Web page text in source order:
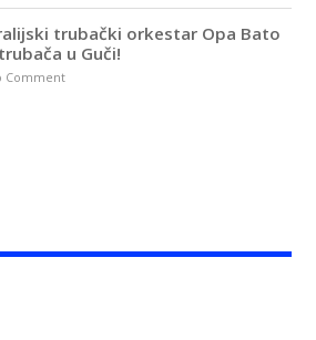
trubački orkestar Opa Bato
u Guči!
Comment